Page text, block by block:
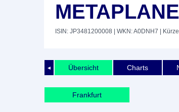
ISIN: JP3481200008 | WKN: A0DNH7 |
◄ Übersicht Charts
Frankfurt